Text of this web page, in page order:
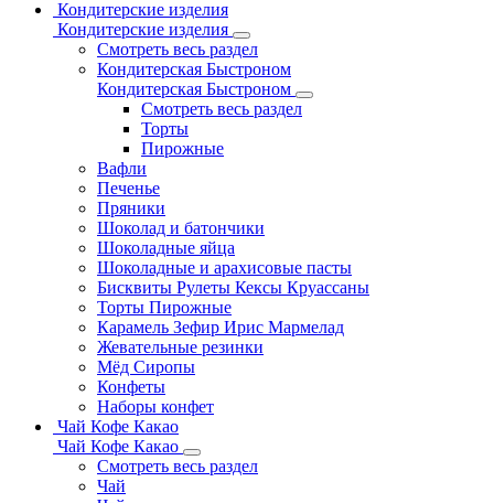
Кондитерские изделия
Кондитерские изделия
Смотреть весь раздел
Кондитерская Быстроном
Кондитерская Быстроном
Смотреть весь раздел
Торты
Пирожные
Вафли
Печенье
Пряники
Шоколад и батончики
Шоколадные яйца
Шоколадные и арахисовые пасты
Бисквиты Рулеты Кексы Круассаны
Торты Пирожные
Карамель Зефир Ирис Мармелад
Жевательные резинки
Мёд Сиропы
Конфеты
Наборы конфет
Чай Кофе Какао
Чай Кофе Какао
Смотреть весь раздел
Чай